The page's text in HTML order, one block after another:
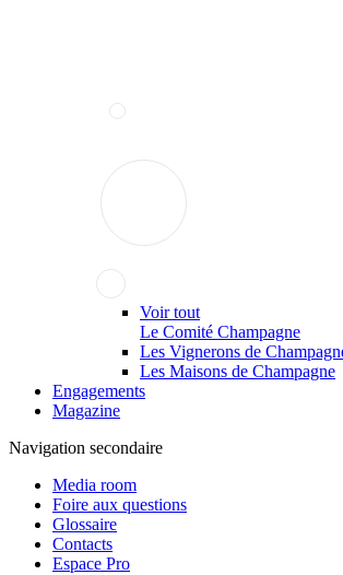
Voir tout
Le Comité Champagne
Les Vignerons de
Les Maisons de Champagne
Engagements
Magazine
Navigation secondaire
Media room
Foire aux questions
Glossaire
Contacts
Espace Pro